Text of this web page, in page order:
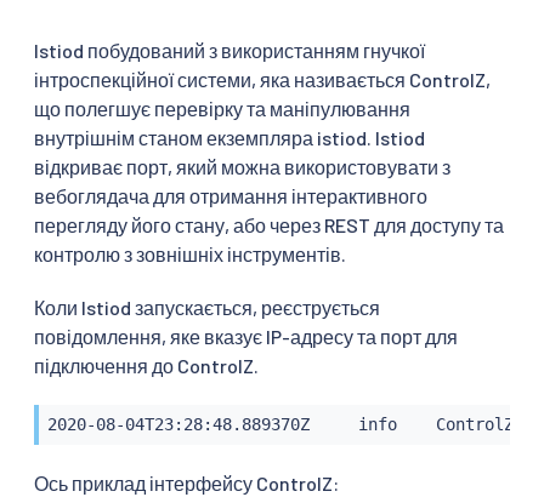
Istiod побудований з використанням гнучкої
інтроспекційної системи, яка називається ControlZ,
що полегшує перевірку та маніпулювання
внутрішнім станом екземпляра istiod. Istiod
відкриває порт, який можна використовувати з
вебоглядача для отримання інтерактивного
перегляду його стану, або через REST для доступу та
контролю з зовнішніх інструментів.
Коли Istiod запускається, реєструється
повідомлення, яке вказує IP-адресу та порт для
підключення до ControlZ.
2020-08-04T23:28:48.889370Z     info    ControlZ
Ось приклад інтерфейсу ControlZ: